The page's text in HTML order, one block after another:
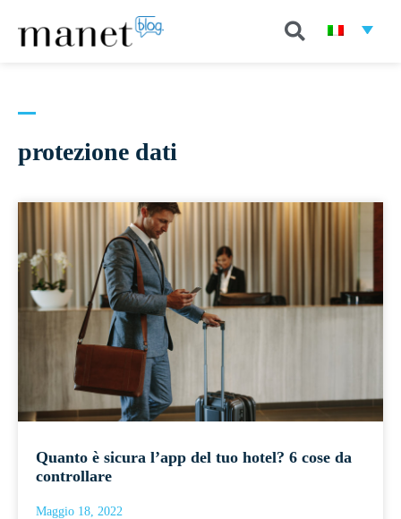
protezione dati
Quanto è sicura l’app del tuo hotel? 6 cose da
controllare
Maggio 18, 2022